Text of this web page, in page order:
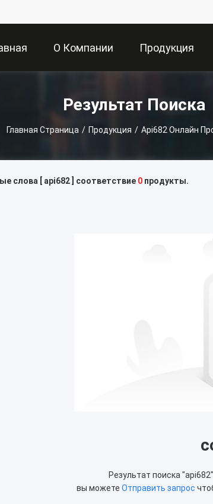
О Компании Продукция
Результат Поиска
Главная Страница / Продукция / Api682 Онлайн
слова [ api682 ] соответствие 0 продукты.
Результат поиска "api682
вы можете Отправить запрос